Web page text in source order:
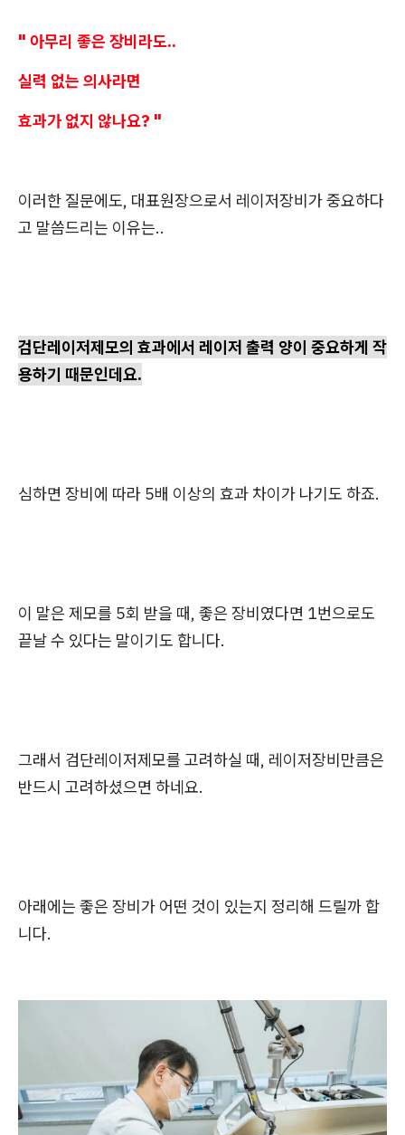
" 아무리 좋은 장비라도..
실력 없는 의사라면
효과가 없지 않나요? "
이러한 질문에도, 대표원장으로서 레이저장비가 중요하다
고 말씀드리는 이유는..
검단레이저제모의 효과에서 레이저 출력 양이 중요하게 작
용하기 때문인데요.
심하면 장비에 따라 5배 이상의 효과 차이가 나기도 하죠.
이 말은 제모를 5회 받을 때, 좋은 장비였다면 1번으로도
끝날 수 있다는 말이기도 합니다.
그래서 검단레이저제모를 고려하실 때, 레이저장비만큼은
반드시 고려하셨으면 하네요.
아래에는 좋은 장비가 어떤 것이 있는지 정리해 드릴까 합
니다.